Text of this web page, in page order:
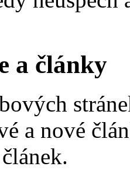
a články
a nové